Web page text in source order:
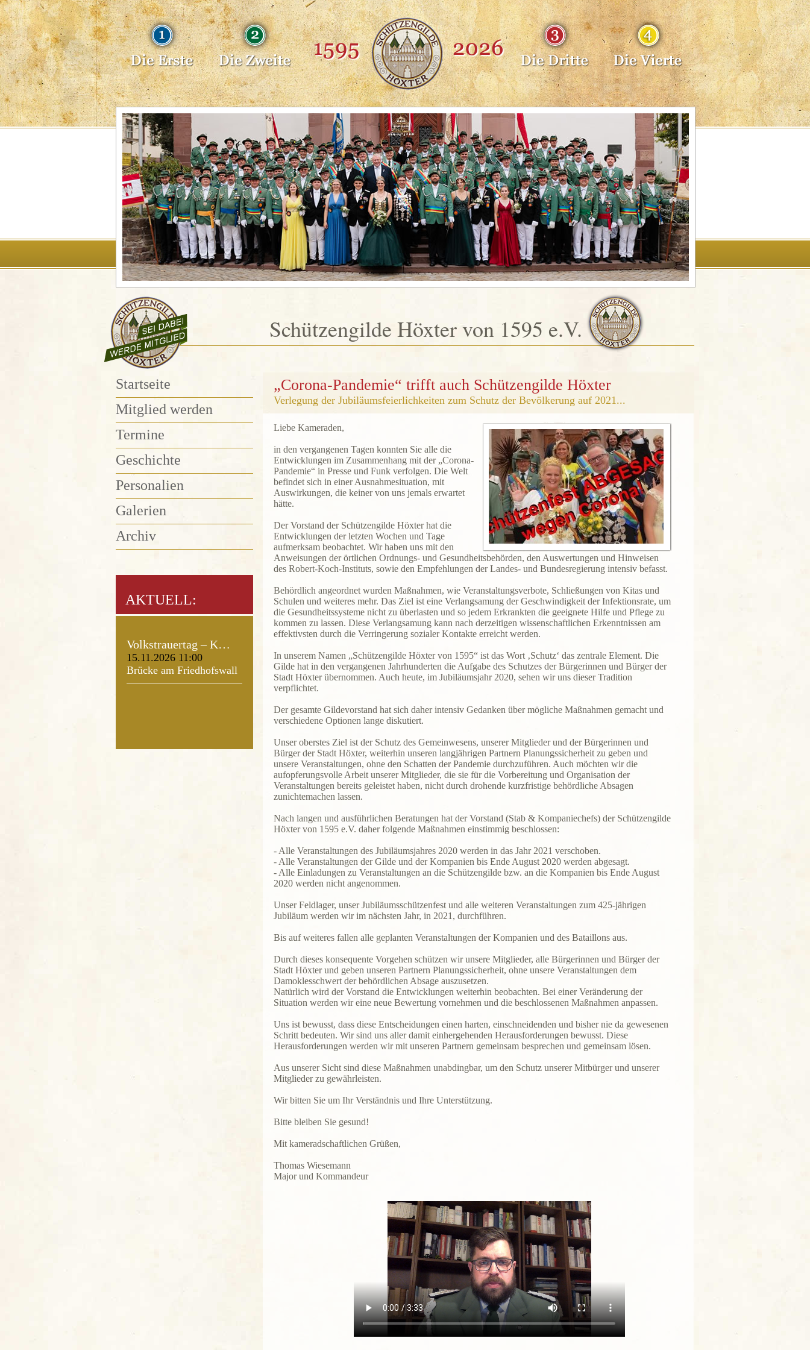
Schützengilde Höxter von 1595 e.V.
Startseite
Mitglied werden
Termine
Geschichte
Personalien
Galerien
Archiv
AKTUELL:
Volkstrauertag – K…
15.11.2026 11:00
Brücke am Friedhofswall
„Corona-Pandemie“ trifft auch Schützengilde Höxter
Verlegung der Jubiläumsfeierlichkeiten zum Schutz der Bevölkerung auf 2021...
Liebe Kameraden,
in den vergangenen Tagen konnten Sie alle die
Entwicklungen im Zusammenhang mit der „Corona-
Pandemie“ in Presse und Funk verfolgen. Die Welt
befindet sich in einer Ausnahmesituation, mit
Auswirkungen, die keiner von uns jemals erwartet
hätte.
Der Vorstand der Schützengilde Höxter hat die
Entwicklungen der letzten Wochen und Tage
aufmerksam beobachtet. Wir haben uns mit den
Anweisungen der örtlichen Ordnungs- und Gesundheitsbehörden, den Auswertungen und Hinweisen
des Robert-Koch-Instituts, sowie den Empfehlungen der Landes- und Bundesregierung intensiv befasst.
Behördlich angeordnet wurden Maßnahmen, wie Veranstaltungsverbote, Schließungen von Kitas und
Schulen und weiteres mehr. Das Ziel ist eine Verlangsamung der Geschwindigkeit der Infektionsrate, um
die Gesundheitssysteme nicht zu überlasten und so jedem Erkrankten die geeignete Hilfe und Pflege zu
kommen zu lassen. Diese Verlangsamung kann nach derzeitigen wissenschaftlichen Erkenntnissen am
effektivsten durch die Verringerung sozialer Kontakte erreicht werden.
In unserem Namen „Schützengilde Höxter von 1595“ ist das Wort ‚Schutz‘ das zentrale Element. Die
Gilde hat in den vergangenen Jahrhunderten die Aufgabe des Schutzes der Bürgerinnen und Bürger der
Stadt Höxter übernommen. Auch heute, im Jubiläumsjahr 2020, sehen wir uns dieser Tradition
verpflichtet.
Der gesamte Gildevorstand hat sich daher intensiv Gedanken über mögliche Maßnahmen gemacht und
verschiedene Optionen lange diskutiert.
Unser oberstes Ziel ist der Schutz des Gemeinwesens, unserer Mitglieder und der Bürgerinnen und
Bürger der Stadt Höxter, weiterhin unseren langjährigen Partnern Planungssicherheit zu geben und
unsere Veranstaltungen, ohne den Schatten der Pandemie durchzuführen. Auch möchten wir die
aufopferungsvolle Arbeit unserer Mitglieder, die sie für die Vorbereitung und Organisation der
Veranstaltungen bereits geleistet haben, nicht durch drohende kurzfristige behördliche Absagen
zunichtemachen lassen.
Nach langen und ausführlichen Beratungen hat der Vorstand (Stab & Kompaniechefs) der Schützengilde
Höxter von 1595 e.V. daher folgende Maßnahmen einstimmig beschlossen:
- Alle Veranstaltungen des Jubiläumsjahres 2020 werden in das Jahr 2021 verschoben.
- Alle Veranstaltungen der Gilde und der Kompanien bis Ende August 2020 werden abgesagt.
- Alle Einladungen zu Veranstaltungen an die Schützengilde bzw. an die Kompanien bis Ende August
2020 werden nicht angenommen.
Unser Feldlager, unser Jubiläumsschützenfest und alle weiteren Veranstaltungen zum 425-jährigen
Jubiläum werden wir im nächsten Jahr, in 2021, durchführen.
Bis auf weiteres fallen alle geplanten Veranstaltungen der Kompanien und des Bataillons aus.
Durch dieses konsequente Vorgehen schützen wir unsere Mitglieder, alle Bürgerinnen und Bürger der
Stadt Höxter und geben unseren Partnern Planungssicherheit, ohne unsere Veranstaltungen dem
Damoklesschwert der behördlichen Absage auszusetzen.
Natürlich wird der Vorstand die Entwicklungen weiterhin beobachten. Bei einer Veränderung der
Situation werden wir eine neue Bewertung vornehmen und die beschlossenen Maßnahmen anpassen.
Uns ist bewusst, dass diese Entscheidungen einen harten, einschneidenden und bisher nie da gewesenen
Schritt bedeuten. Wir sind uns aller damit einhergehenden Herausforderungen bewusst. Diese
Herausforderungen werden wir mit unseren Partnern gemeinsam besprechen und gemeinsam lösen.
Aus unserer Sicht sind diese Maßnahmen unabdingbar, um den Schutz unserer Mitbürger und unserer
Mitglieder zu gewährleisten.
Wir bitten Sie um Ihr Verständnis und Ihre Unterstützung.
Bitte bleiben Sie gesund!
Mit kameradschaftlichen Grüßen,
Thomas Wiesemann
Major und Kommandeur